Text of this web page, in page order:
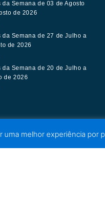
da Semana de 03 de Agosto
de 2026
da Semana de 27 de Julho a
de 2026
da Semana de 20 de Julho a
de 2026
uma melhor experiência